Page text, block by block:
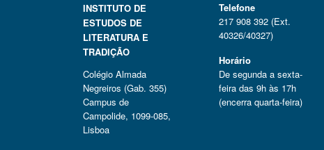
INSTITUTO DE
ESTUDOS DE
LITERATURA E
TRADIÇÃO
Colégio Almada
Negreiros (Gab. 355)
Campus de
Campolide, 1099-085,
Lisboa
Telefone
217 908 392 (Ext.
40326/40327)
Horário
De segunda a sexta-
feira das 9h às 17h
(encerra quarta-feira)